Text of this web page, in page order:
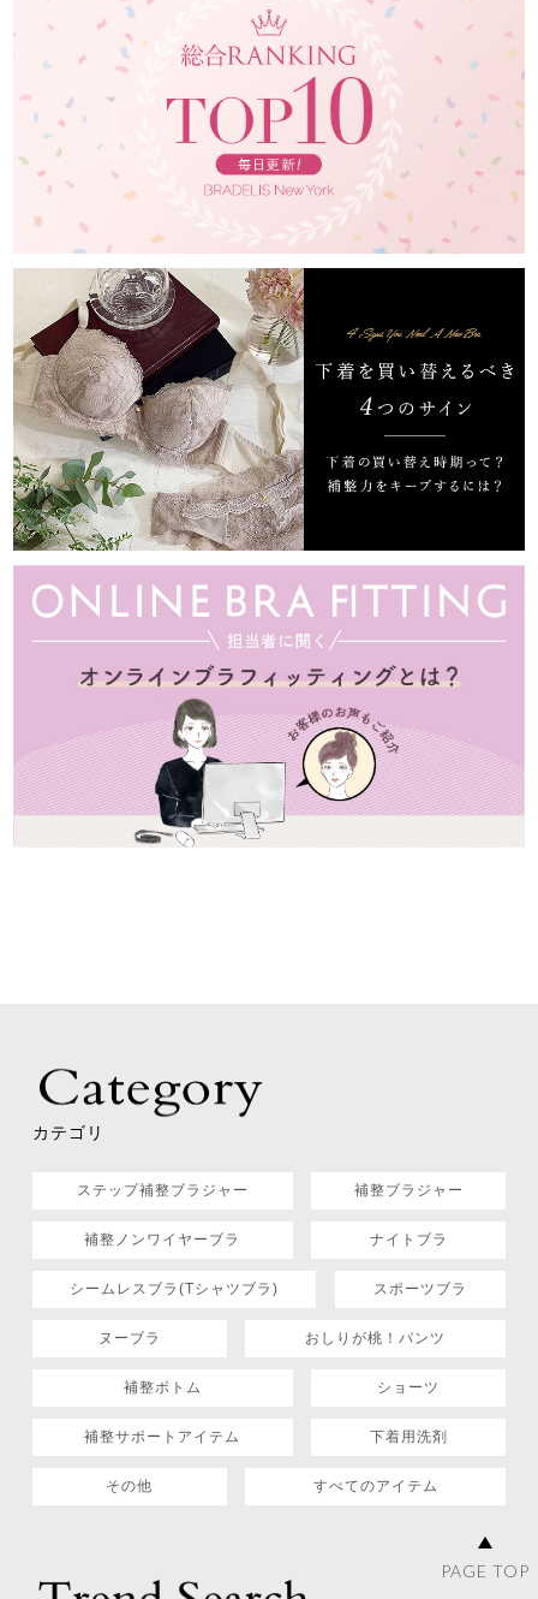
カテゴリ
ステップ補整ブラジャー 補整ブラジャー
補整ノンワイヤーブラ ナイトブラ
シームレスブラ(Tシャツブラ) スポーツブラ
ヌーブラ おしりが桃！パンツ
補整ボトム ショーツ
補整サポートアイテム 下着用洗剤
その他 すべてのアイテム
PAGE TOP